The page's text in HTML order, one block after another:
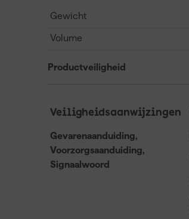
Gewicht
Volume
Productveiligheid
Veiligheidsaanwijzingen
Gevarenaanduiding,
Voorzorgsaanduiding,
Signaalwoord